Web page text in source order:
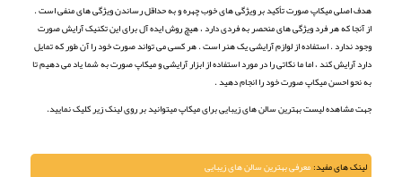
هدف اصلی میکاپ صورت تأکید بر ویژگی های خوب چهره و به حداقل رساندن ویژگی های منفی است .
از آنجا که هر فرد ویژگی های منحصر به فردی دارد ، هیچ روش ایده آل برای این تکنیک آرایش صورت
وجود ندارد . استفاده از لوازم آرایشی یک هنر است . هر کسی می تواند صورت خود را آن طور که تمایل
دارد آرایش کند ، اما ما نکاتی را در مورد استفاده از ابزار آرایشی و میکاپ صورت به شما یاد می دهیم تا
به نحو احسن میکاپ صورت خود را انجام دهید .
جهت مشاهده لیست بهترین سالن های زیبایی برای میکاپ میتوانید بر روی لینک زیر کلیک نمایید.
لینک های مفید: معرفی بهترین سالن های زیبایی